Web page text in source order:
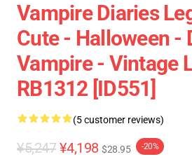
Vampire Diaries
Cute - Halloween -
Vampire - Vintage
RB1312 [ID551]
(5 customer reviews)
¥5,247 ¥4,198 $28.95 -20%